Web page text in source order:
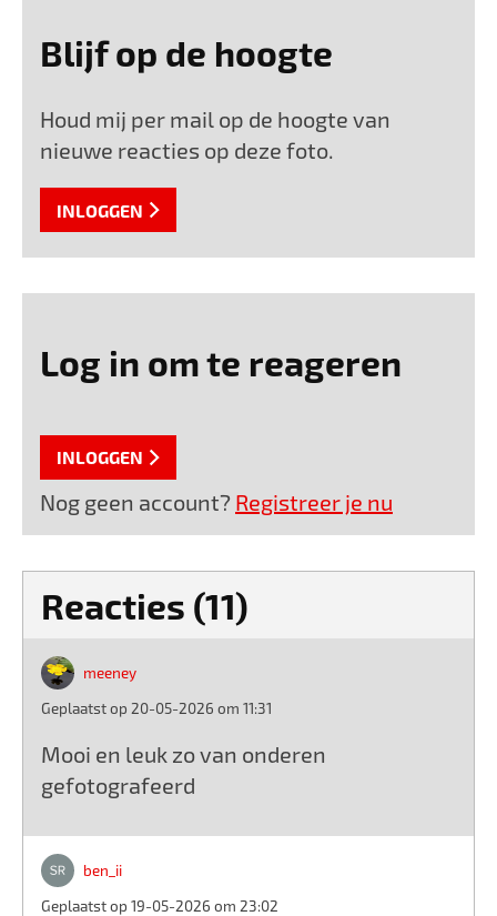
Blijf op de hoogte
Houd mij per mail op de hoogte van
nieuwe reacties op deze foto.
INLOGGEN
Log in om te reageren
INLOGGEN
Nog geen account? Registreer je nu
Reacties (11)
meeney
Geplaatst op 20-05-2026 om 11:31
Mooi en leuk zo van onderen
gefotografeerd
ben_ii
Geplaatst op 19-05-2026 om 23:02